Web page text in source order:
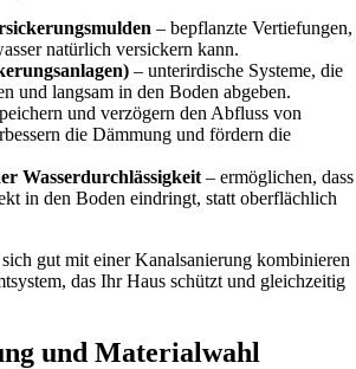
– bepflanzte Vertiefungen,
natürlich versickern kann.
– unterirdische Systeme, die
und langsam in den Boden abgeben.
und verzögern den Abfluss von
die Dämmung und fördern die
Wasserdurchlässigkeit – ermöglichen, dass
in den Boden eindringt, statt oberflächlich
gut mit einer Kanalsanierung kombinieren
das Ihr Haus schützt und gleichzeitig
und Materialwahl